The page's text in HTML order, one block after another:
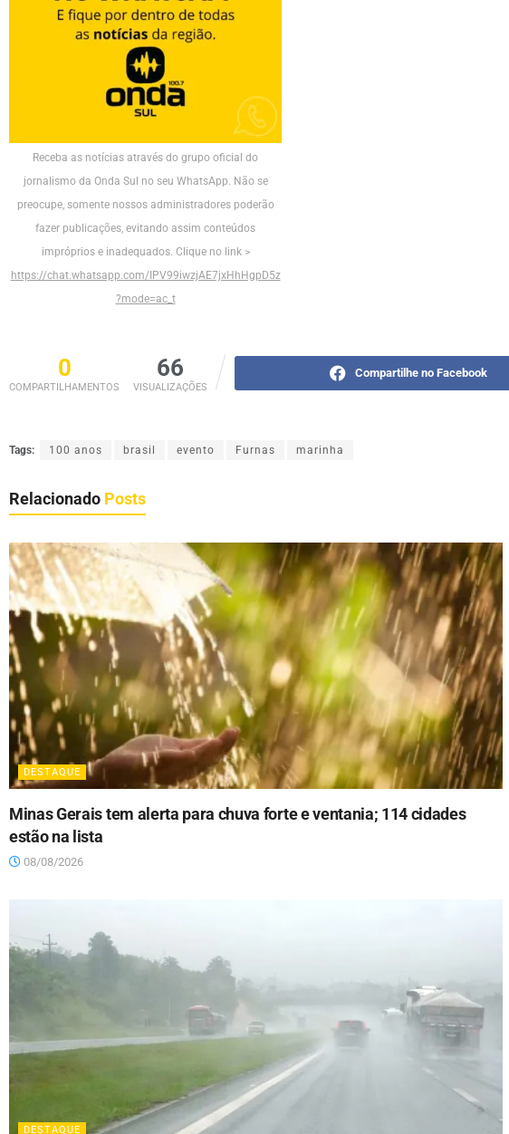
Receba as notícias através do grupo oficial do
jornalismo da Onda Sul no seu WhatsApp. Não se
preocupe, somente nossos administradores poderão
fazer publicações, evitando assim conteúdos
impróprios e inadequados. Clique no link >
https://chat.whatsapp.com/IPV99iwzjAE7jxHhHgpD5z
?mode=ac_t
0
COMPARTILHAMENTOS
66
VISUALIZAÇÕES
Compartilhe no Facebook
Tags: 100 anos brasil evento Furnas marinha
Relacionado Posts
DESTAQUE
Minas Gerais tem alerta para chuva forte e ventania; 114 cidades
estão na lista
08/08/2026
DESTAQUE